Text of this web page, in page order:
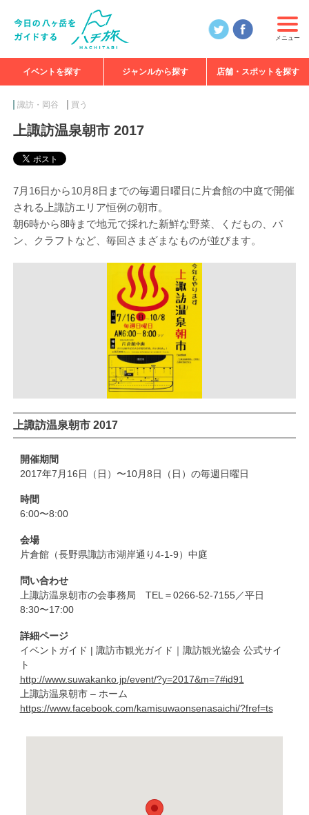
メニュー
イベントを探す ジャンルから探す 店舗・スポットを探す
諏訪・岡谷 買う
上諏訪温泉朝市 2017
7月16日から10月8日までの毎週日曜日に片倉館の中庭で開催
される上諏訪エリア恒例の朝市。
朝6時から8時まで地元で採れた新鮮な野菜、くだもの、パ
ン、クラフトなど、毎回さまざまなものが並びます。
上諏訪温泉朝市 2017
開催期間
2017年7月16日（日）〜10月8日（日）の毎週日曜日
時間
6:00〜8:00
会場
片倉館（長野県諏訪市湖岸通り4-1-9）中庭
問い合わせ
上諏訪温泉朝市の会事務局 TEL＝0266-52-7155／平日
8:30〜17:00
詳細ページ
イベントガイド | 諏訪市観光ガイド｜諏訪観光協会 公式サイ
ト
http://www.suwakanko.jp/event/?y=2017&m=7#id91
上諏訪温泉朝市 – ホーム
https://www.facebook.com/kamisuwaonsenasaichi/?fref=ts